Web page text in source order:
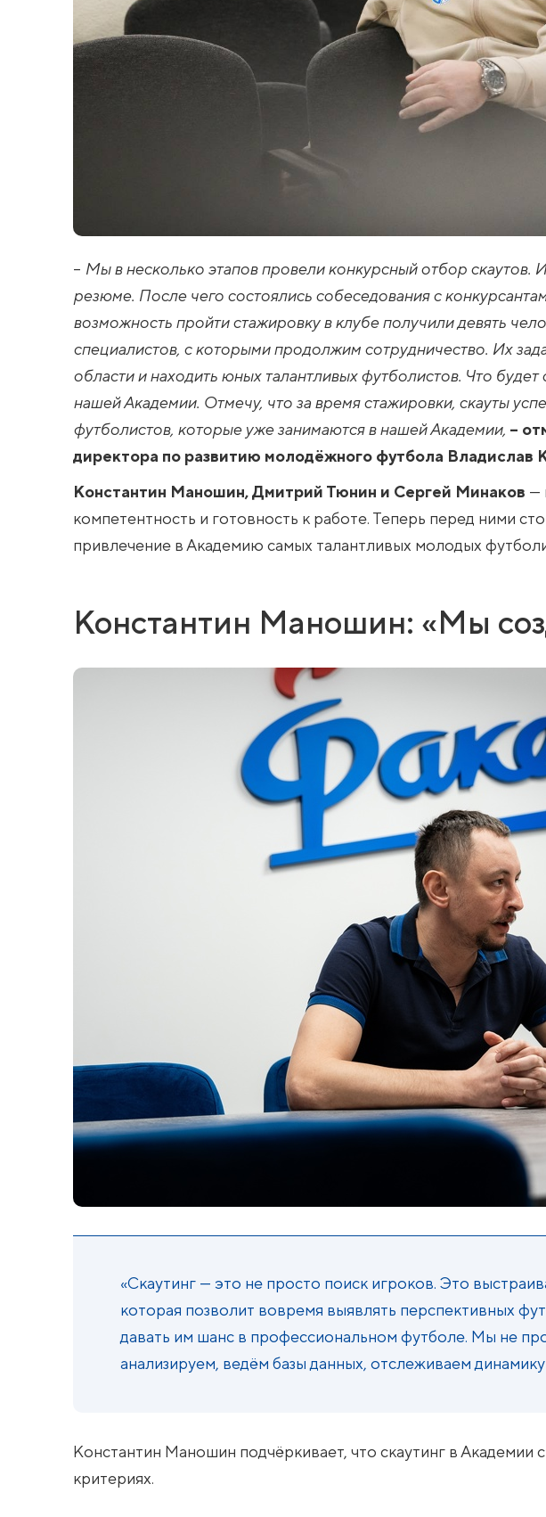
– Мы в несколько этапов провели конкурсный отбор скаутов.
резюме. После чего состоялись собеседования с
возможность пройти стажировку в клубе получили девять
специалистов, с которыми продолжим сотрудничество. Их
области и находить юных талантливых футболистов. Что
нашей Академии. Отмечу, что за время стажировки, скауты
футболистов, которые уже занимаются в нашей Академии, –
директора по развитию молодёжного футбола Владислав
Константин Маношин, Дмитрий Тюнин и Сергей Минаков —
компетентность и готовность к работе. Теперь перед ними
привлечение в Академию самых талантливых молодых
Константин Маношин: «Мы
«Скаутинг — это не просто поиск игроков. Это
которая позволит вовремя выявлять перспективных
давать им шанс в профессиональном футболе. Мы не
анализируем, ведём базы данных, отслеживаем
Константин Маношин подчёркивает, что скаутинг в Академии
критериях.